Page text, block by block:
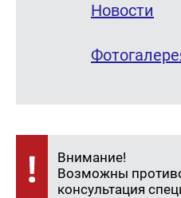
Новости
Внимание!
Возможны
консультация